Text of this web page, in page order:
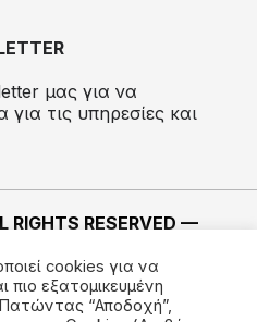
μας για να
τις υπηρεσίες και
RIGHTS RESERVED —
cookies για να
πιο εξατομικευμένη
“Αποδοχή”,